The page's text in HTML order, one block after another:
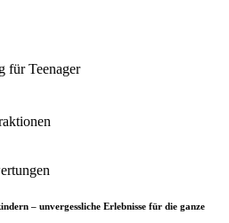
für Teenager
– unvergessliche Erlebnisse für die ganze